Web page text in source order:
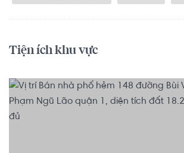
Tiện ích khu vực